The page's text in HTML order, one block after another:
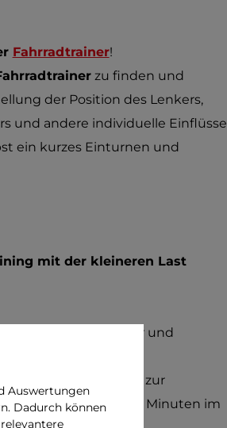
Fahrradtrainer!
zu finden und
der Position des Lenkers,
und andere individuelle Einflüsse
ein kurzes Einturnen und
mit der kleineren Last
wir die Last wieder und
Turnens wichtig - zur
es nach 20-40 Minuten im
Auswertungen
Dadurch können